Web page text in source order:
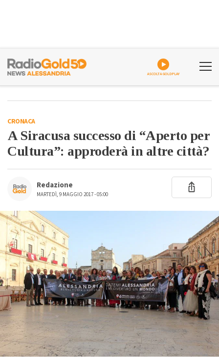
ASCOLTA GOLDPLAY
CRONACA
A Siracusa successo di “Aperto per
Cultura”: approderà in altre città?
Redazione
MARTEDÌ, 9 MAGGIO 2017 - 05:00